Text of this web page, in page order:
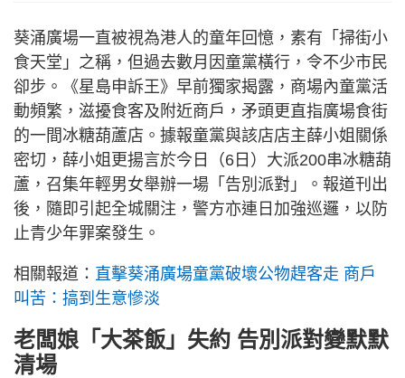
葵涌廣場一直被視為港人的童年回憶，素有「掃街小
食天堂」之稱，但過去數月因童黨橫行，令不少市民
卻步。《星島申訴王》早前獨家揭露，商場內童黨活
動頻繁，滋擾食客及附近商戶，矛頭更直指廣場食街
的一間冰糖葫蘆店。據報童黨與該店店主薛小姐關係
密切，薛小姐更揚言於今日（6日）大派200串冰糖葫
蘆，召集年輕男女舉辦一場「告別派對」。報道刊出
後，隨即引起全城關注，警方亦連日加強巡邏，以防
止青少年罪案發生。
相關報道： 直擊葵涌廣場童黨破壞公物趕客走 商戶
叫苦：搞到生意慘淡
老闆娘「大茶飯」失約 告別派對變默默
清場